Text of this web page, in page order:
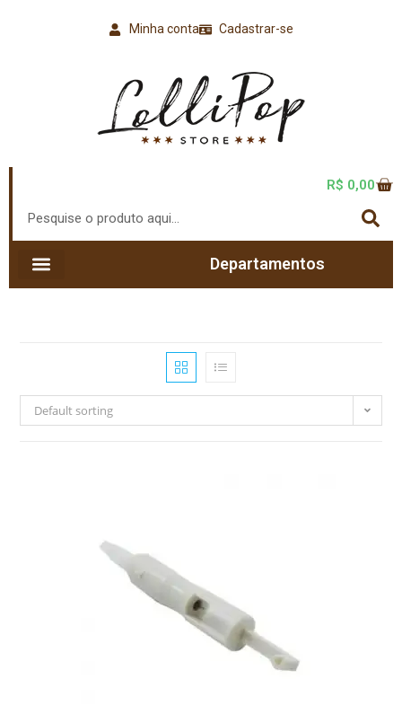
Cadastrar-se
Minha conta
R$ 0,00
Departamentos
Default sorting